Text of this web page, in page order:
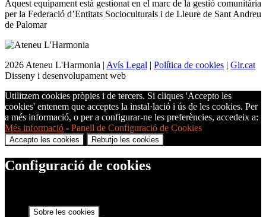
Aquest equipament està gestionat en el marc de la gestió comunitària
per la Federació d’Entitats Socioculturals i de Lleure de Sant Andreu
de Palomar
2026 Ateneu L'Harmonia | Avís Legal | Política de cookies | Gir.cat
Disseny i desenvolupament web
Utilitzem cookies pròpies i de tercers. Si cliques 'Accepto les
cookies' entenem que acceptes la instal·lació i ús de les cookies. Per
a més informació, o per a configurar-ne les preferències, accedeix a:
Més informació - Panell de Configuració de Cookies
Accepto les cookies Rebutjo les cookies
Configuració de cookies
Sobre les cookies